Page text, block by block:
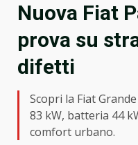
Nuova Fiat
prova su
difetti
Scopri la Fiat
83 kW, batteria 44
comfort urbano.